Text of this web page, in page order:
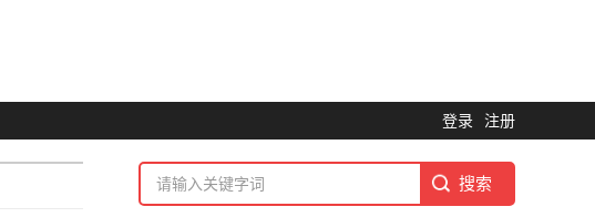
登录 注册